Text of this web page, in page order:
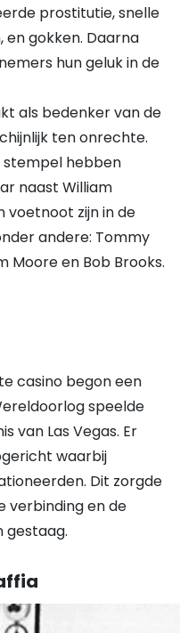
prostitutie, snelle
en gokken. Daarna
hun geluk in de
als bedenker van de
ten onrechte.
stempel hebben
naast William
voetnoot zijn in de
andere: Tommy
Moore en Bob Brooks.
casino begon een
speelde
van Las Vegas. Er
waarbij
Dit zorgde
verbinding en de
gestaag.